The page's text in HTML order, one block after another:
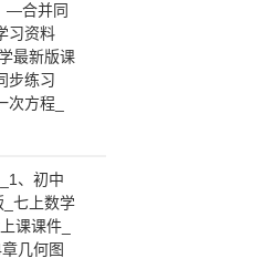
—合并同
习资料
最新版课
步练习
方程_
、初中
_七上数学
课课件_
几何图